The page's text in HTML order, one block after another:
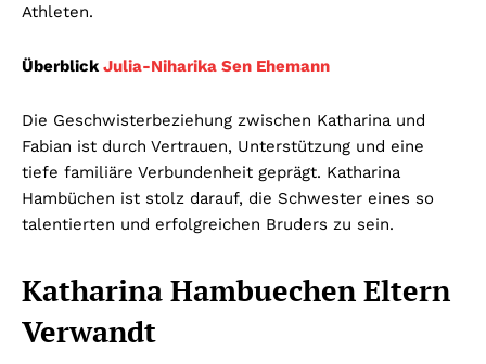
Athleten.
Überblick Julia-Niharika Sen Ehemann
Die Geschwisterbeziehung zwischen Katharina und
Fabian ist durch Vertrauen, Unterstützung und eine
tiefe familiäre Verbundenheit geprägt. Katharina
Hambüchen ist stolz darauf, die Schwester eines so
talentierten und erfolgreichen Bruders zu sein.
Katharina Hambuechen Eltern
Verwandt